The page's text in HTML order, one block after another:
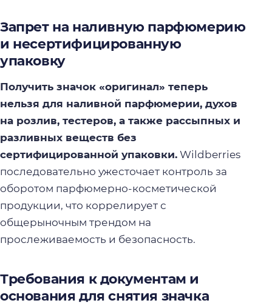
Запрет на наливную парфюмерию
и несертифицированную
упаковку
Получить значок «оригинал» теперь
нельзя для наливной парфюмерии, духов
на розлив, тестеров, а также рассыпных и
разливных веществ без
сертифицированной упаковки. Wildberries
последовательно ужесточает контроль за
оборотом парфюмерно-косметической
продукции, что коррелирует с
общерыночным трендом на
прослеживаемость и безопасность.
Требования к документам и
основания для снятия значка